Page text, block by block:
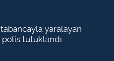
yaralayan
tutuklandı